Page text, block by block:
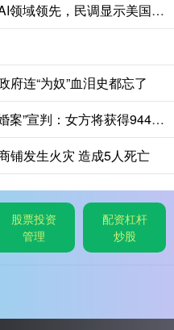
盈鑫惠 特朗普称美国必须在AI领域领先，民调显示美国人认为中国AI更先进
连“为奴”血泪史都忘了
金控配资· SK掌门人“天价离婚案”宣判：女方将获得9440亿韩元财产！
铺发生火灾 造成5人死亡
股票投资
管理
配资杠杆
炒股